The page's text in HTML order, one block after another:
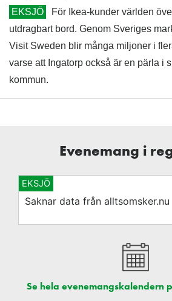
EKSJÖ
För Ikea-kunder världen
utdragbart bord. Genom Sveriges
Visit Sweden blir många miljoner i
varse att Ingatorp också är en pärla i
kommun.
Evenemang i
EKSJÖ
Saknar data från alltsomsker.nu
Se hela evenemangskalendern